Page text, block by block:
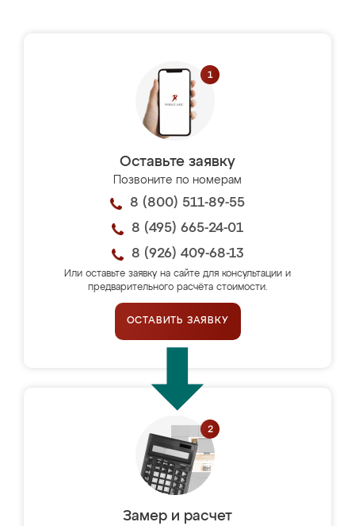
Оставьте заявку
Позвоните по номерам
8 (800) 511-89-55
8 (495) 665-24-01
8 (926) 409-68-13
Или оставьте заявку на сайте для консультации и
предварительного расчёта стоимости.
ОСТАВИТЬ ЗАЯВКУ
Замер и расчет